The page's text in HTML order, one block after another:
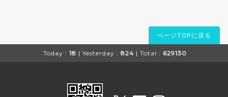
ページTOPに戻る
Today : 18 | Yesterday : 824 | Total : 629130